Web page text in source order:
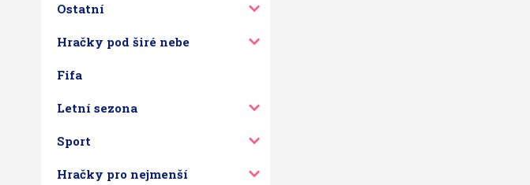
Ostatní
Hračky pod širé nebe
Fifa
Letní sezona
Sport
Hračky pro nejmenší